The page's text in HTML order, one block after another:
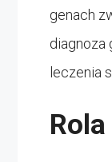
genach
diagnoza
leczenia